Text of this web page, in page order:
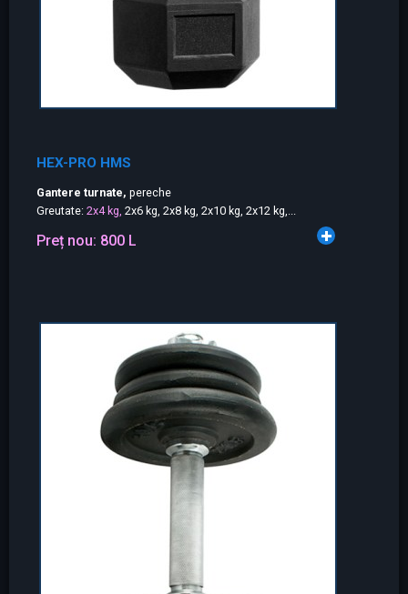
HEX-PRO HMS
Gantere turnate, pereche
Greutate: 2x4 kg, 2x6 kg, 2x8 kg, 2x10 kg, 2x12 kg,...
Preț nou: 800 L